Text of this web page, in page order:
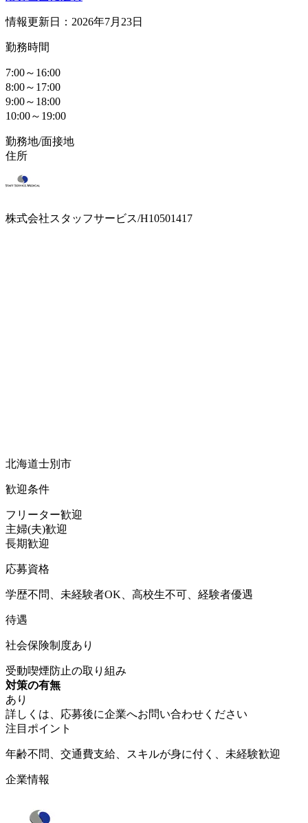
情報更新日：2026年7月23日
勤務時間
7:00～16:00
8:00～17:00
9:00～18:00
10:00～19:00
勤務地/面接地
住所
株式会社スタッフサービス/H10501417
北海道士別市
歓迎条件
フリーター歓迎
主婦(夫)歓迎
長期歓迎
応募資格
学歴不問、未経験者OK、高校生不可、経験者優遇
待遇
社会保険制度あり
受動喫煙防止の取り組み
対策の有無
あり
詳しくは、応募後に企業へお問い合わせください
注目ポイント
年齢不問、交通費支給、スキルが身に付く、未経験歓迎
企業情報